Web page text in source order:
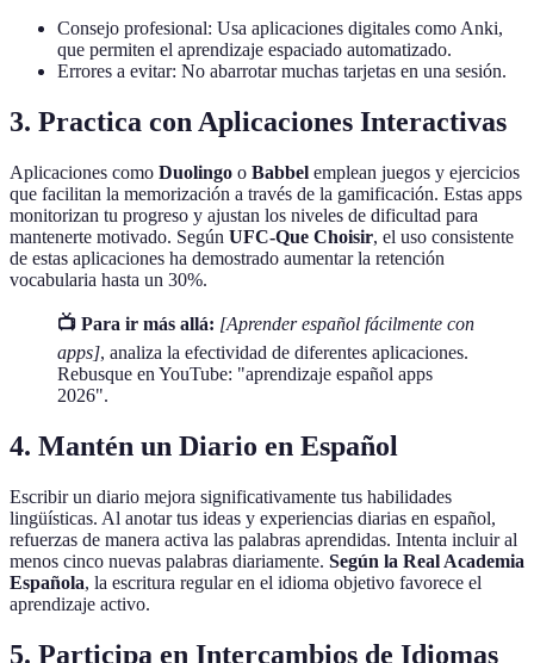
Consejo profesional: Usa aplicaciones digitales como Anki,
que permiten el aprendizaje espaciado automatizado.
Errores a evitar: No abarrotar muchas tarjetas en una sesión.
3. Practica con Aplicaciones Interactivas
Aplicaciones como Duolingo o Babbel emplean juegos y ejercicios
que facilitan la memorización a través de la gamificación. Estas apps
monitorizan tu progreso y ajustan los niveles de dificultad para
mantenerte motivado. Según UFC-Que Choisir, el uso consistente
de estas aplicaciones ha demostrado aumentar la retención
vocabularia hasta un 30%.
📺 Para ir más allá: [Aprender español fácilmente con
apps], analiza la efectividad de diferentes aplicaciones.
Rebusque en YouTube: "aprendizaje español apps
2026".
4. Mantén un Diario en Español
Escribir un diario mejora significativamente tus habilidades
lingüísticas. Al anotar tus ideas y experiencias diarias en español,
refuerzas de manera activa las palabras aprendidas. Intenta incluir al
menos cinco nuevas palabras diariamente. Según la Real Academia
Española, la escritura regular en el idioma objetivo favorece el
aprendizaje activo.
5. Participa en Intercambios de Idiomas